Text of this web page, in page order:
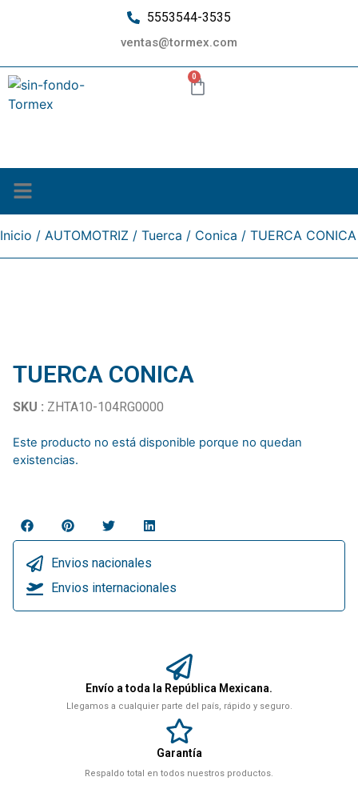
5553544-3535
ventas@tormex.com
0
Inicio / AUTOMOTRIZ / Tuerca / Conica / TUERCA CONICA
TUERCA CONICA
SKU : ZHTA10-104RG0000
Este producto no está disponible porque no quedan
existencias.
Envios nacionales
Envios internacionales
Envío a toda la República Mexicana.
Llegamos a cualquier parte del país, rápido y seguro.
Garantía
Respaldo total en todos nuestros productos.